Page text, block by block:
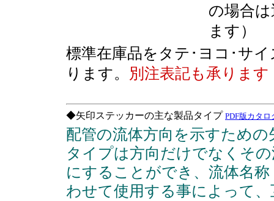
の場合
ます）
標準在庫品をタテ･ヨコ･サ
ります。
別注表記も承ります
◆矢印ステッカーの主な製品タイプ PDF版カタロ
配管の流体方向を示すため
タイプは方向だけでなくそ
にすることができ、流体名
わせて使用する事によって